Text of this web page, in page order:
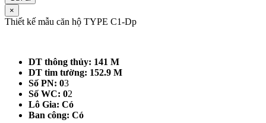
×
Thiết kế mẫu căn hộ TYPE C1-Dp
DT thông thủy: 141 M
DT tim tường: 152.9 M
Số PN: 03
Số WC: 02
Lô Gia: Có
Ban công: Có